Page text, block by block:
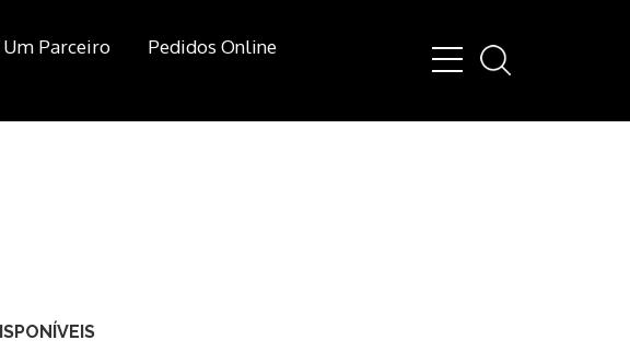
Um Parceiro
Pedidos Online